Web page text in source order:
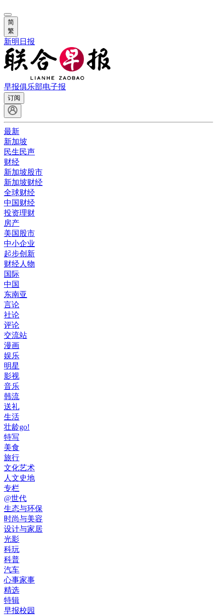
简
繁
新明日报
早报俱乐部电子报
订阅
最新
新加坡
民生民声
财经
新加坡股市
新加坡财经
全球财经
中国财经
投资理财
房产
美国股市
中小企业
起步创新
财经人物
国际
中国
东南亚
言论
社论
评论
交流站
漫画
娱乐
明星
影视
音乐
韩流
送礼
生活
壮龄go!
特写
美食
旅行
文化艺术
人文史地
专栏
@世代
生态与环保
时尚与美容
设计与家居
光影
科玩
科普
汽车
心事家事
精选
特辑
早报校园